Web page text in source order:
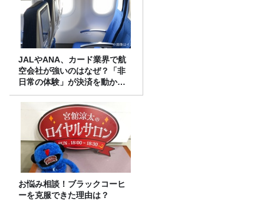
JALやANA、カード業界で航
空会社が強いのはなぜ？「非
日常の体験」が決済を動かす
理由
お悩み相談！ブラックコーヒ
ーを克服できた理由は？